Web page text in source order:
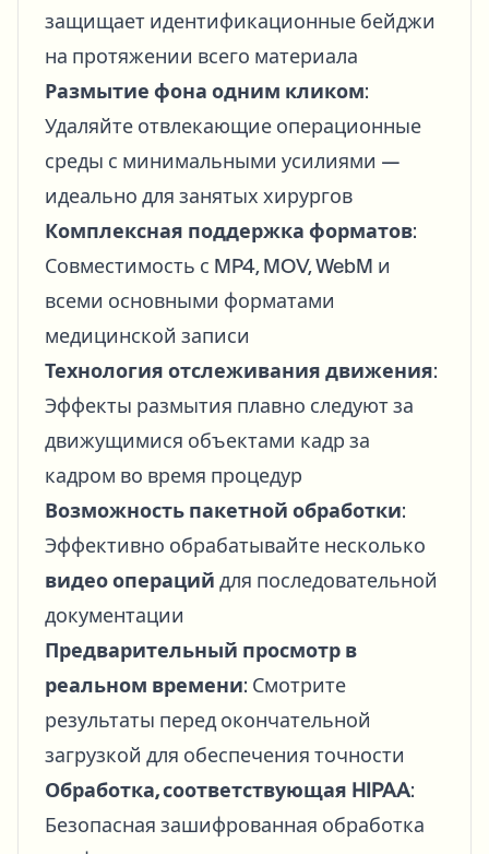
защищает идентификационные бейджи
на протяжении всего материала
Размытие фона одним кликом:
Удаляйте отвлекающие операционные
среды с минимальными усилиями —
идеально для занятых хирургов
Комплексная поддержка форматов:
Совместимость с MP4, MOV, WebM и
всеми основными форматами
медицинской записи
Технология отслеживания движения:
Эффекты размытия плавно следуют за
движущимися объектами кадр за
кадром во время процедур
Возможность пакетной обработки:
Эффективно обрабатывайте несколько
видео операций для последовательной
документации
Предварительный просмотр в
реальном времени: Смотрите
результаты перед окончательной
загрузкой для обеспечения точности
Обработка, соответствующая HIPAA:
Безопасная зашифрованная обработка